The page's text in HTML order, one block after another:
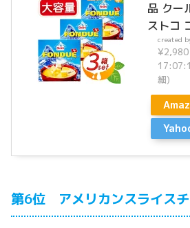
品 クー
ストコ
created
¥2,980
細)
第6位 アメリカンスライス